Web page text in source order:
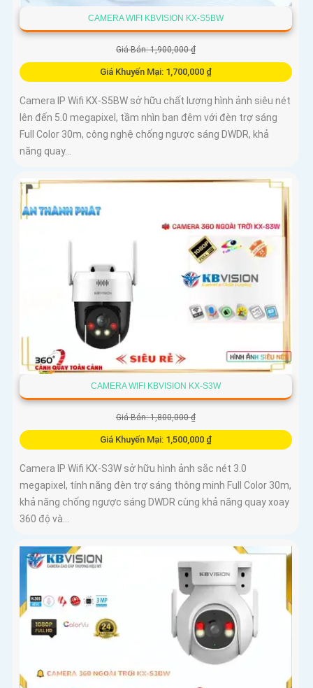
CAMERA WIFI KBVISION KX-S5BW
Giá Bán: 1,900,000 ₫
Giá Khuyến Mại: 1,700,000 ₫
Camera IP Wifi KX-S5BW sở hữu chất lượng hình ảnh siêu nét
lên đến 5.0 megapixel, tầm nhìn ban đêm với đèn trợ sáng
Full Color 30m, công nghệ chống ngược sáng DWDR, khả
năng quay...
CAMERA WIFI KBVISION KX-S3W
Giá Bán: 1,800,000 ₫
Giá Khuyến Mại: 1,500,000 ₫
Camera IP Wifi KX-S3W sở hữu hình ảnh sắc nét 3.0
megapixel, tính năng đèn trợ sáng thông minh Full Color 30m,
khả năng chống ngược sáng DWDR cùng khả năng quay xoay
360 độ và...